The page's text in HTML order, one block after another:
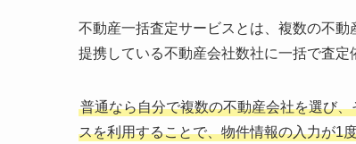
不動産一括査定サービスとは、複数の不
提携している不動産会社数社に一括で査定
普通なら自分で複数の不動産会社を選び
スを利用することで、物件情報の入力が1